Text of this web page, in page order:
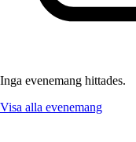
Inga evenemang hittades.
Visa alla evenemang